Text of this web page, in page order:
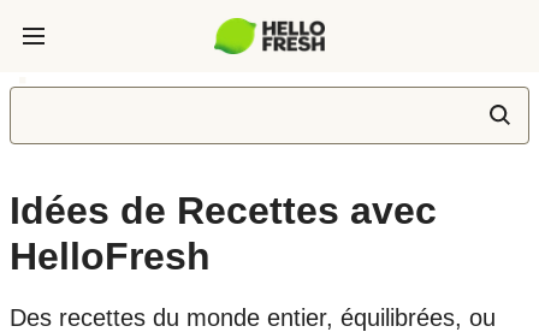
Idées de Recettes avec
HelloFresh
Des recettes du monde entier, équilibrées, ou